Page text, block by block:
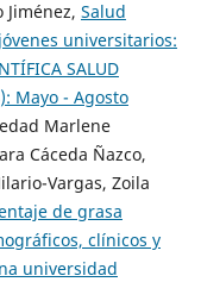
Salud
universitarios:
SALUD
Mayo - Agosto
Marlene
Cáceda Ñazco,
Vargas, Zoila
de grasa
clínicos y
universidad